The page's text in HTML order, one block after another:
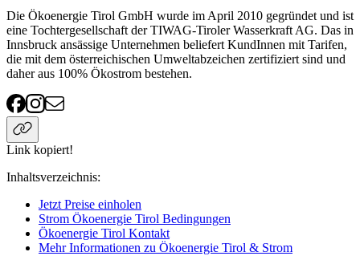
Die Ökoenergie Tirol GmbH wurde im April 2010 gegründet und ist
eine Tochtergesellschaft der TIWAG-Tiroler Wasserkraft AG. Das in
Innsbruck ansässige Unternehmen beliefert KundInnen mit Tarifen,
die mit dem österreichischen Umweltabzeichen zertifiziert sind und
daher aus 100% Ökostrom bestehen.
Link kopiert!
Inhaltsverzeichnis:
Jetzt Preise einholen
Strom Ökoenergie Tirol Bedingungen
Ökoenergie Tirol Kontakt
Mehr Informationen zu Ökoenergie Tirol & Strom